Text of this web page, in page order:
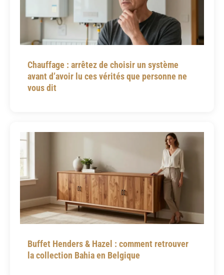
Chauffage : arrêtez de choisir un système
avant d’avoir lu ces vérités que personne ne
vous dit
Buffet Henders & Hazel : comment retrouver
la collection Bahia en Belgique